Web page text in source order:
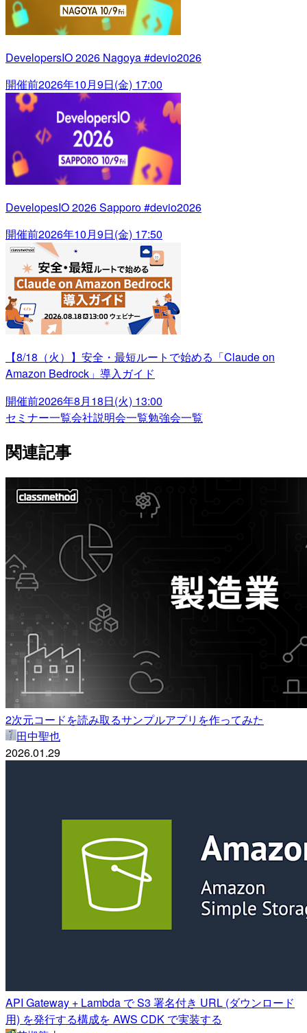
DevelopersIO 2026 Nagoya #devio2026
開催前2026年10月9日(金) 17:00
DevelopesIO 2026 Sapporo #devio2026
開催前2026年10月9日(金) 17:50
【8/18（火）】安全・最短ルートで始める「Claude on
Amazon Bedrock」導入ガイド
開催前2026年8月18日(火) 13:00
セミナー一覧会社説明会一覧勉強会一覧
関連記事
2次元コードを読み取るサンプルアプリを作ってみた
田中聖也
2026.01.29
API Gateway + Lambda で S3 署名付き URL (ダウンロード
用) を発行する構成を AWS CDK で実装する